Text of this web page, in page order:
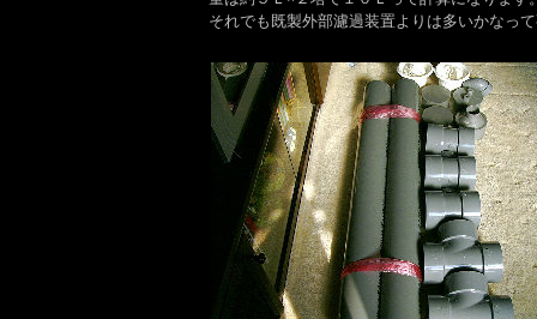
それでも既製外部濾過装置よりは多いかなっ